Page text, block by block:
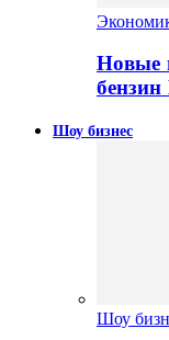
Новые
Шоу бизнес
Шоу